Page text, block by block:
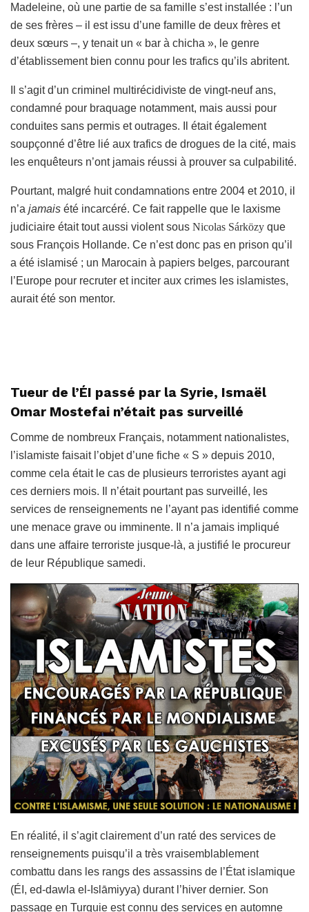
Madeleine, où une partie de sa famille s’est installée : l’un
de ses frères – il est issu d’une famille de deux frères et
deux sœurs –, y tenait un « bar à chicha », le genre
d’établissement bien connu pour les trafics qu’ils abritent.
Il s’agit d’un criminel multirécidiviste de vingt-neuf ans,
condamné pour braquage notamment, mais aussi pour
conduites sans permis et outrages. Il était également
soupçonné d’être lié aux trafics de drogues de la cité, mais
les enquêteurs n’ont jamais réussi à prouver sa culpabilité.
Pourtant, malgré huit condamnations entre 2004 et 2010, il
n’a jamais été incarcéré. Ce fait rappelle que le laxisme
judiciaire était tout aussi violent sous Nicolas Sárközy que
sous François Hollande. Ce n’est donc pas en prison qu’il
a été islamisé ; un Marocain à papiers belges, parcourant
l’Europe pour recruter et inciter aux crimes les islamistes,
aurait été son mentor.
Tueur de l’ÉI passé par la Syrie, Ismaël
Omar Mostefai n’était pas surveillé
Comme de nombreux Français, notamment nationalistes,
l’islamiste faisait l’objet d’une fiche « S » depuis 2010,
comme cela était le cas de plusieurs terroristes ayant agi
ces derniers mois. Il n’était pourtant pas surveillé, les
services de renseignements ne l’ayant pas identifié comme
une menace grave ou imminente. Il n’a jamais impliqué
dans une affaire terroriste jusque-là, a justifié le procureur
de leur République samedi.
En réalité, il s’agit clairement d’un raté des services de
renseignements puisqu’il a très vraisemblablement
combattu dans les rangs des assassins de l’État islamique
(ÉI, ed-dawla el-Islāmiyya) durant l’hiver dernier. Son
passage en Turquie est connu des services en automne